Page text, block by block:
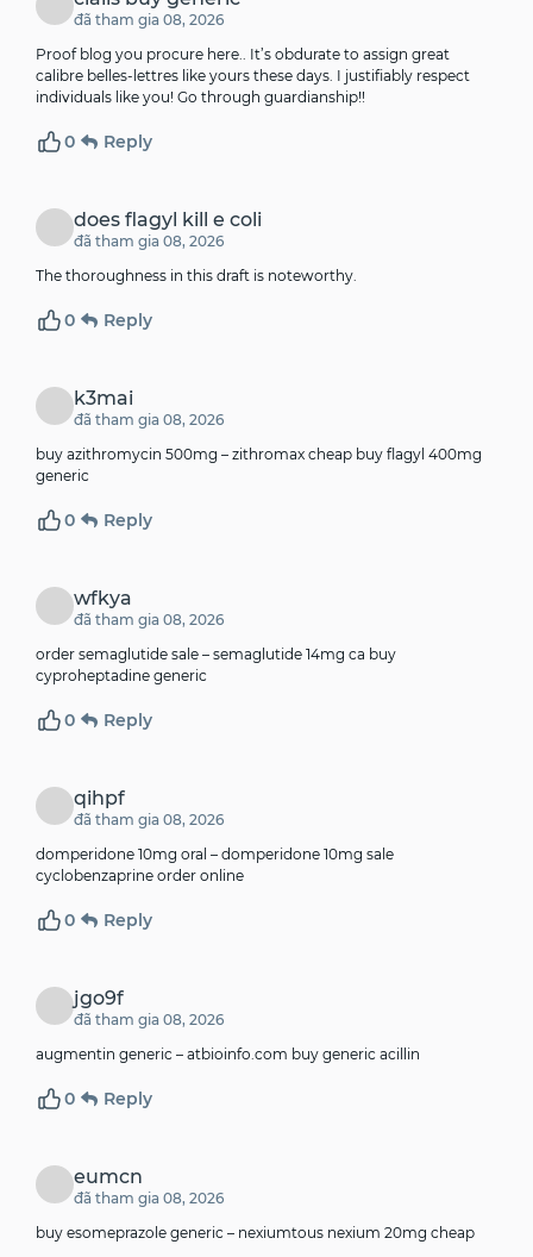
đã tham gia 08, 2026
Proof blog you procure here.. It’s obdurate to assign great
calibre belles-lettres like yours these days. I justifiably respect
individuals like you! Go through guardianship!!
0 Reply
does flagyl kill e coli
đã tham gia 08, 2026
The thoroughness in this draft is noteworthy.
0 Reply
k3mai
đã tham gia 08, 2026
buy azithromycin 500mg – zithromax cheap buy flagyl 400mg
generic
0 Reply
wfkya
đã tham gia 08, 2026
order semaglutide sale – semaglutide 14mg ca buy
cyproheptadine generic
0 Reply
qihpf
đã tham gia 08, 2026
domperidone 10mg oral – domperidone 10mg sale
cyclobenzaprine order online
0 Reply
jgo9f
đã tham gia 08, 2026
augmentin generic – atbioinfo.com buy generic acillin
0 Reply
eumcn
đã tham gia 08, 2026
buy esomeprazole generic – nexiumtous nexium 20mg cheap